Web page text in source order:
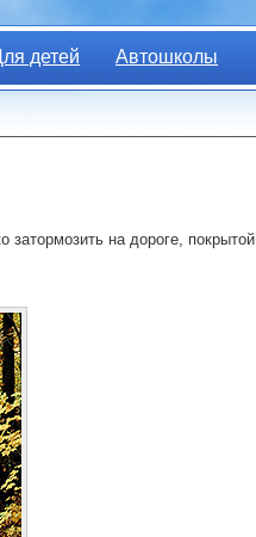
детей Автошколы
на дороге, покрытой